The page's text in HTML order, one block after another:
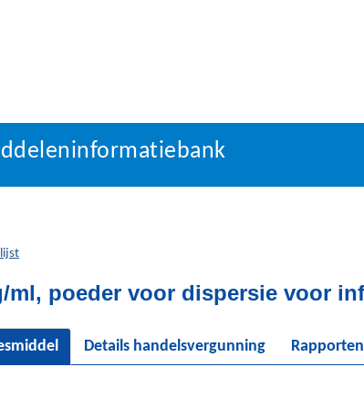
ml, poeder voor dispersie voor
Details handelsvergunning Rapporten